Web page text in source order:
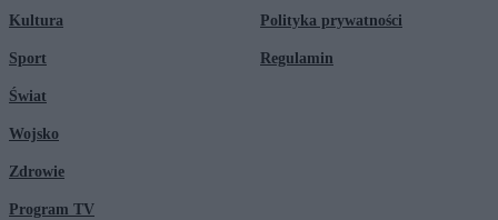
Kultura
Sport
Świat
Wojsko
Zdrowie
Program TV
Polityka prywatności
Regulamin